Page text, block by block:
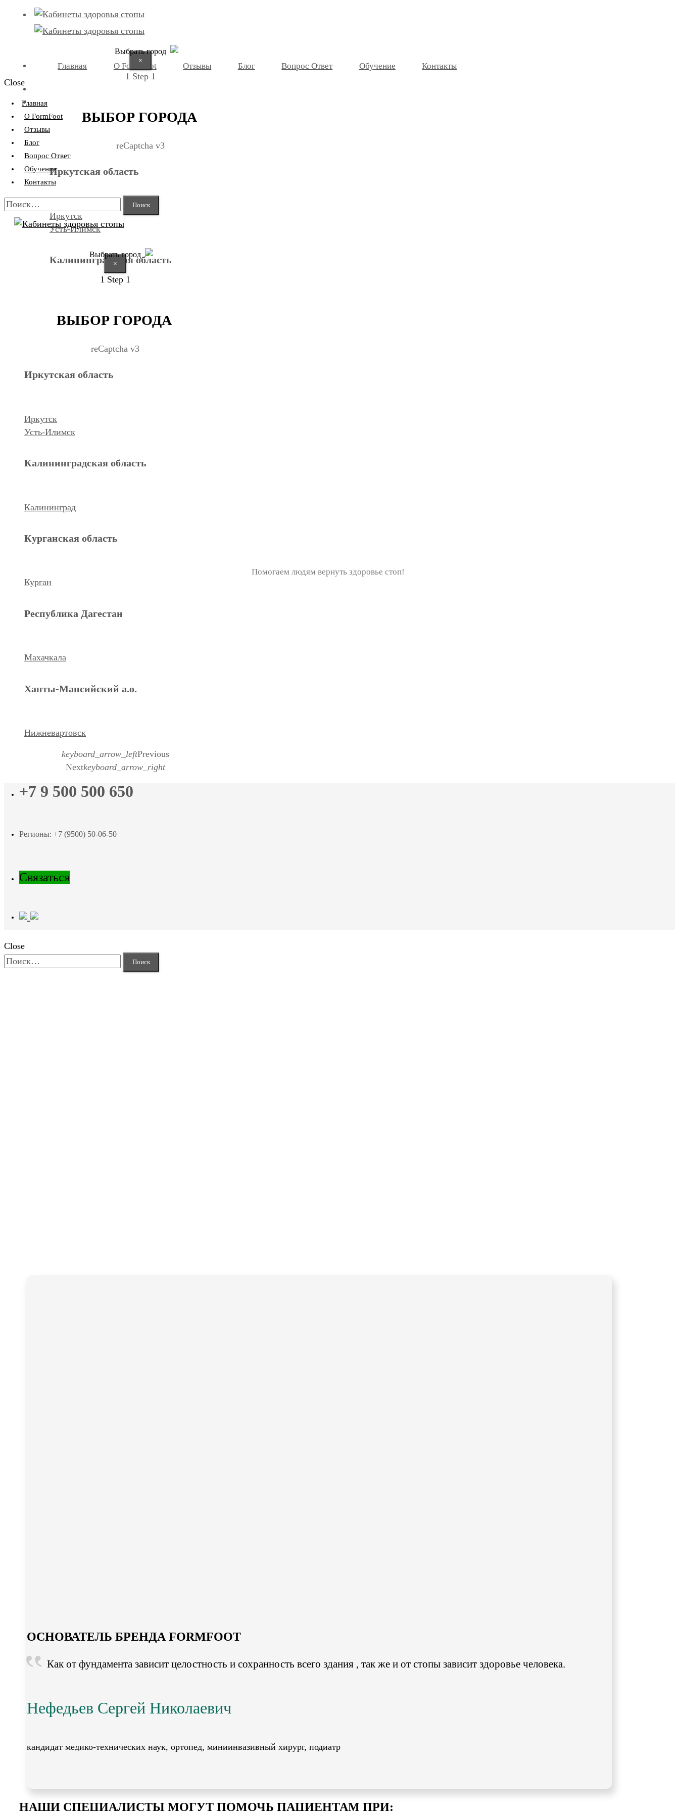
Выбрать город
×
1 Step 1
ВЫБОР ГОРОДА
reCaptcha v3
Иркутская область
Иркутск
Усть-Илимск
Калининградская область
Курган
Помогаем людям вернуть здоровье стоп!
Главная О FormFoot Отзывы Блог Вопрос Ответ Обучение Контакты
Close
Главная
О FormFoot
Отзывы
Блог
Вопрос Ответ
Обучение
Контакты
Найти:
Выбрать город
×
1 Step 1
ВЫБОР ГОРОДА
reCaptcha v3
Иркутская область
Иркутск
Усть-Илимск
Калининградская область
Калининград
Курганская область
Курган
Республика Дагестан
Махачкала
Ханты-Мансийский а.о.
Нижневартовск
keyboard_arrow_leftPrevious
Nextkeyboard_arrow_right
+7 9 500 500 650
Регионы: +7 (9500) 50-06-50
Связаться
Close
Найти:
ОСНОВАТЕЛЬ БРЕНДА FORMFOOT
Как от фундамента зависит целостность и сохранность всего здания , так же и от стопы зависит здоровье человека.
Нефедьев Сергей Николаевич
кандидат медико-технических наук, ортопед, миниинвазивный хирург, подиатр
НАШИ СПЕЦИАЛИСТЫ МОГУТ ПОМОЧЬ ПАЦИЕНТАМ ПРИ: